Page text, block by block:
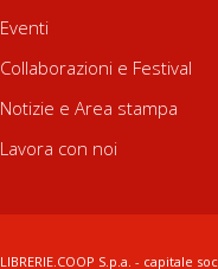
Eventi
Collaborazioni e Festival
Notizie e Area stampa
Lavora con noi
LIBRERIE.COOP S.p.a. - capitale